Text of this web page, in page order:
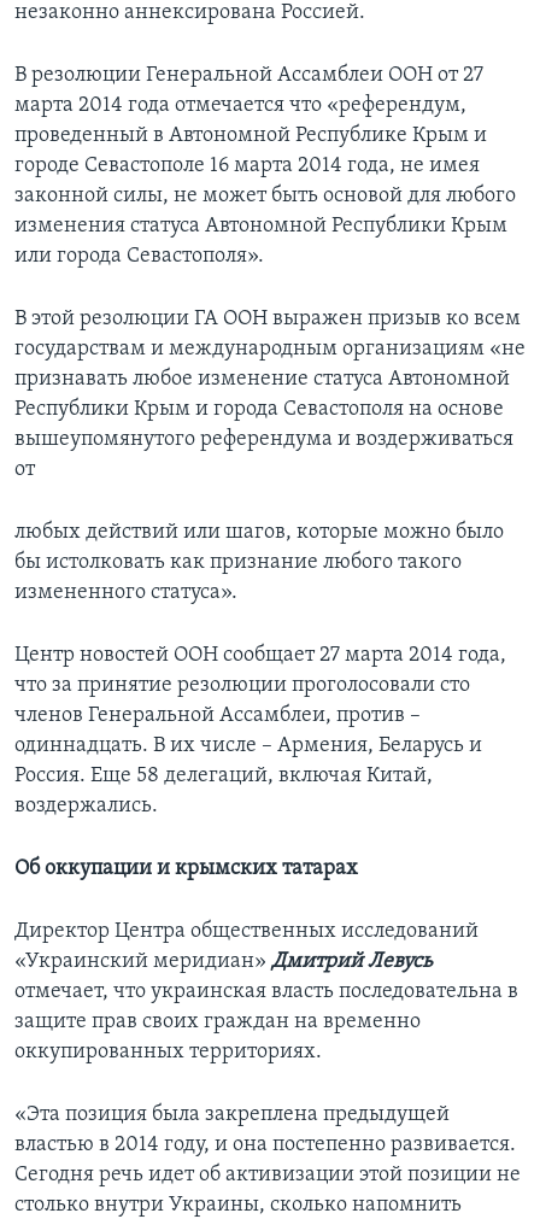
незаконно аннексирована Россией.
В резолюции Генеральной Ассамблеи ООН от 27
марта 2014 года отмечается что «референдум,
проведенный в Автономной Республике Крым и
городе Севастополе 16 марта 2014 года, не имея
законной силы, не может быть основой для любого
изменения статуса Автономной Республики Крым
или города Севастополя».
В этой резолюции ГА ООН выражен призыв ко всем
государствам и международным организациям «не
признавать любое изменение статуса Автономной
Республики Крым и города Севастополя на основе
вышеупомянутого референдума и воздерживаться
от
любых действий или шагов, которые можно было
бы истолковать как признание любого такого
измененного статуса».
Центр новостей ООН сообщает 27 марта 2014 года,
что за принятие резолюции проголосовали сто
членов Генеральной Ассамблеи, против –
одиннадцать. В их числе – Армения, Беларусь и
Россия. Еще 58 делегаций, включая Китай,
воздержались.
Об оккупации и крымских татарах
Директор Центра общественных исследований
«Украинский меридиан» Дмитрий Левусь
отмечает, что украинская власть последовательна в
защите прав своих граждан на временно
оккупированных территориях.
«Эта позиция была закреплена предыдущей
властью в 2014 году, и она постепенно развивается.
Сегодня речь идет об активизации этой позиции не
столько внутри Украины, сколько напомнить